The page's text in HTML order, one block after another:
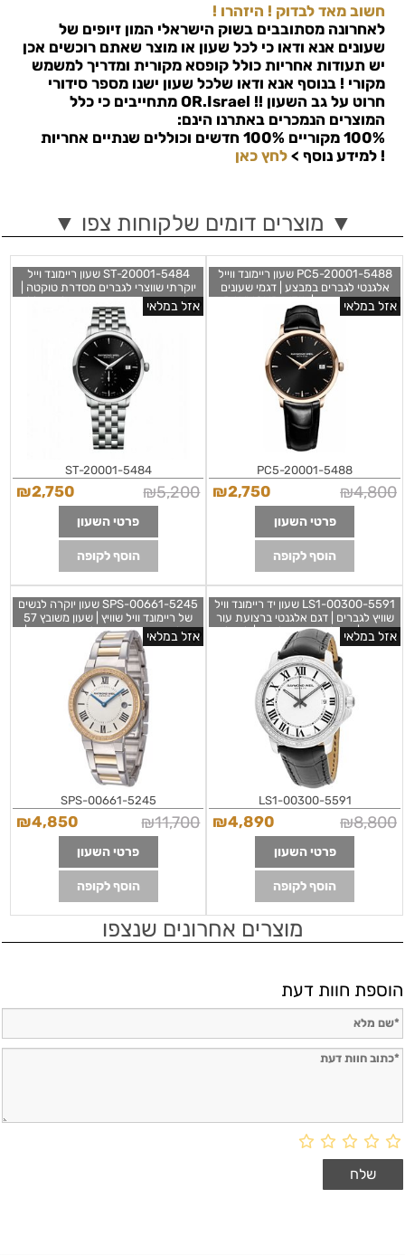
חשוב מאד לבדוק ! היזהרו !
לאחרונה מסתובבים בשוק הישראלי המון זיופים של
שעונים אנא ודאו כי לכל שעון או מוצר שאתם רוכשים אכן
יש תעודות אחריות כולל קופסא מקורית ומדריך למשמש
מקורי ! בנוסף אנא ודאו שלכל שעון ישנו מספר סידורי
חרוט על גב השעון !! OR.Israel מתחייבים כי כלל
המוצרים הנמכרים באתרנו הינם:
100% מקוריים 100% חדשים וכוללים שנתיים אחריות
! למידע נוסף > לחץ כאן
▼ מוצרים דומים שלקוחות צפו ▼
5488-PC5-20001 שעון ריימונד ווייל
אלגנטי לגברים במבצע | דגמי שעונים
מסדרת טוקטה | RAYMOND WEIL
Genève | Toccata 5488-PC5-20001
Mens Watch
אזל במלאי
5488-PC5-20001
₪4,800
₪2,750
פרטי השעון
הוסף לקופה
5484-ST-20001 שעון ריימונד וייל
יוקרתי שווצרי לגברים מסדרת טוקטה |
לוח שחור עם שעון שניות בלוח כולל
תאריכון ושנתיים אחריות | שעוני יוקרה
בראשון לציון | Raymond Weil 5484-
ST-20001 Mens Toccata Black
אזל במלאי
5484-ST-20001
₪5,200
₪2,750
פרטי השעון
הוסף לקופה
5591-LS1-00300 שעון יד ריימונד וויל
שוויץ לגברים | דגם אלגנטי ברצועת עור
שחורה | באזל משובץ יהלומים | לוח לבן
רומי כולל תאריך | Raymond Weil
Tango Diamond Bezel Black
Leather Swiss Watch 5591-LS1-
0030
אזל במלאי
5591-LS1-00300
₪8,800
₪4,890
פרטי השעון
הוסף לקופה
5245-SPS-00661 שעון יוקרה לנשים
של ריימונד וויל שוויץ | שעון משובץ 57
יהלומים ברצועה משולבת זהב וכסף |
Raymond Weil Jasmine Two-Tone
Ladies Watch 5245-SPS-00661
אזל במלאי
5245-SPS-00661
₪11,700
₪4,850
פרטי השעון
הוסף לקופה
מוצרים אחרונים שנצפו
הוספת חוות דעת